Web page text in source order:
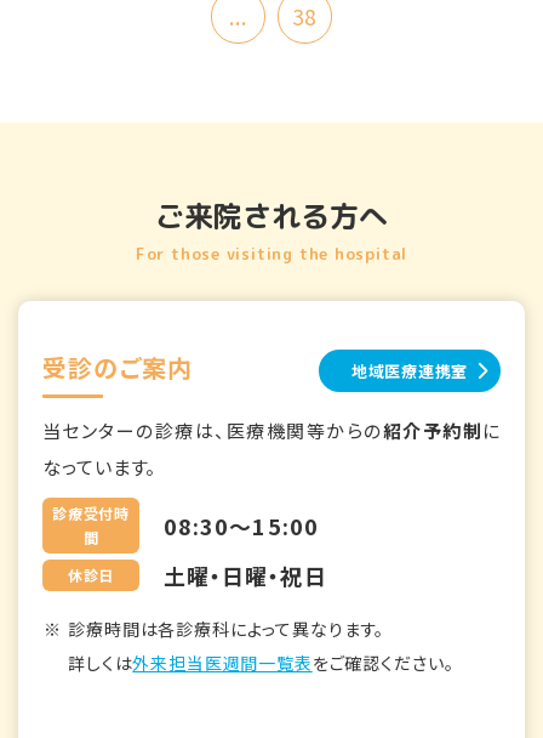
...
38
ご来院される方へ
For those visiting the hospital
受診のご案内 地域医療連携室
当センターの診療は、医療機関等からの紹介予約制に
なっています。
診療受付時
間
08:30～15:00
休診日 土曜・日曜・祝日
診療時間は各診療科によって異なります。
詳しくは外来担当医週間一覧表をご確認ください。